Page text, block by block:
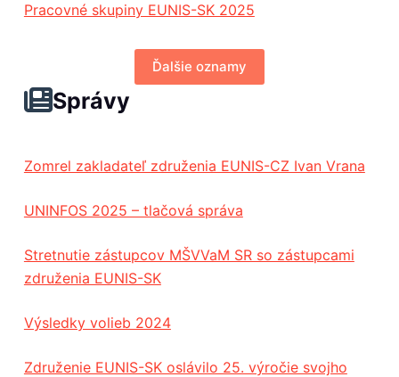
Pracovné skupiny EUNIS-SK 2025
Ďalšie oznamy
Správy
Zomrel zakladateľ združenia EUNIS-CZ Ivan Vrana
UNINFOS 2025 – tlačová správa
Stretnutie zástupcov MŠVVaM SR so zástupcami
združenia EUNIS-SK
Výsledky volieb 2024
Združenie EUNIS-SK oslávilo 25. výročie svojho